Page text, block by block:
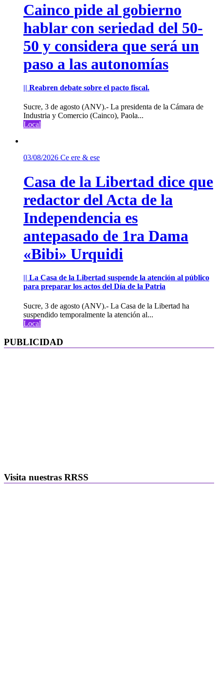
Cainco pide al gobierno
hablar con seriedad del 50-
50 y considera que será un
paso a las autonomías
|| Reabren debate sobre el pacto fiscal.
Sucre, 3 de agosto (ANV).- La presidenta de la Cámara de
Industria y Comercio (Cainco), Paola...
Local
03/08/2026 Ce ere & ese
Casa de la Libertad dice que
redactor del Acta de la
Independencia es
antepasado de 1ra Dama
«Bibi» Urquidi
|| La Casa de la Libertad suspende la atención al público
para preparar los actos del Día de la Patria
Sucre, 3 de agosto (ANV).- La Casa de la Libertad ha
suspendido temporalmente la atención al...
Local
PUBLICIDAD
Visita nuestras RRSS